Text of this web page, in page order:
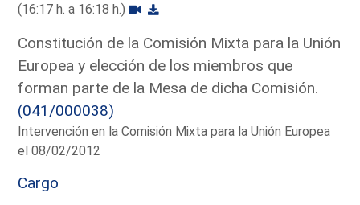
(16:17 h. a 16:18 h.)
Constitución de la Comisión Mixta para la Unión
Europea y elección de los miembros que
forman parte de la Mesa de dicha Comisión.
(041/000038)
Intervención en la Comisión Mixta para la Unión Europea
el 08/02/2012
Cargo